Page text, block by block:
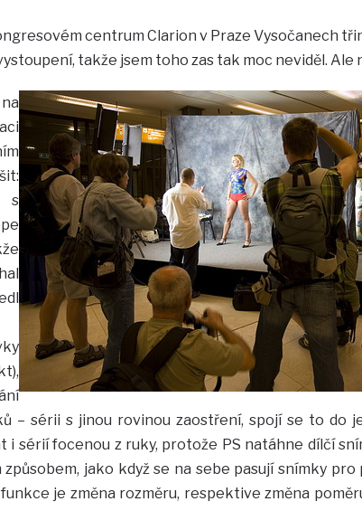
centrum Clarion v Praze Vysočanech
takže jsem toho zas tak moc neviděl. Ale
s
– sérii s jinou rovinou zaostření, spojí se to do
i sérií focenou z ruky, protože PS natáhne dílčí
jako když se na sebe pasují snímky pro
je změna rozměru, respektive změna